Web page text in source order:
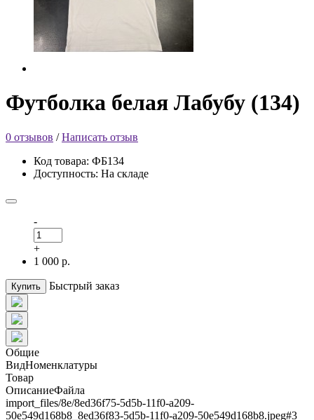
Футболка белая Лабубу (134)
0 отзывов /Написать отзыв
Код товара: ФБ134
Доступность: На складе
-
+
1 000 р.
Купить Быстрый заказ
Общие
ВидНоменклатуры
Товар
ОписаниеФайла
import_files/8e/8ed36f75-5d5b-11f0-a209-
50e549d168b8_8ed36f83-5d5b-11f0-a209-50e549d168b8.jpeg#3